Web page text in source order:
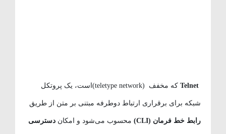
که مخفف (teletype network)است، یک پروتکل
شبکه برای برقراری ارتباط دوطرفه مبتنی بر متن از طریق
رابط خط فرمان(CLI) محسوب می‌شود و امکاندسترسی